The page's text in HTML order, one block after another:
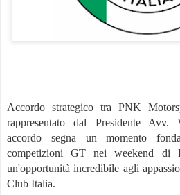
Accordo strategico tra PNK
rappresentato dal Presidente Avv.
accordo segna un momento
competizioni GT nei weekend di
un'opportunità incredibile agli
Club Italia.